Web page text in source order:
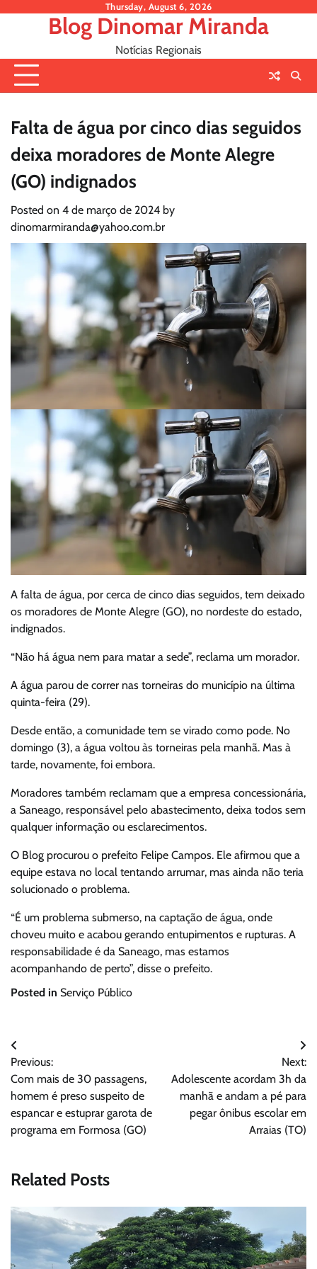
Thursday, August 6, 2026
Blog Dinomar Miranda
Notícias Regionais
Falta de água por cinco dias seguidos
deixa moradores de Monte Alegre
(GO) indignados
Posted on 4 de março de 2024 by
dinomarmiranda@yahoo.com.br
A falta de água, por cerca de cinco dias seguidos, tem deixado
os moradores de Monte Alegre (GO), no nordeste do estado,
indignados.
“Não há água nem para matar a sede”, reclama um morador.
A água parou de correr nas torneiras do município na última
quinta-feira (29).
Desde então, a comunidade tem se virado como pode. No
domingo (3), a água voltou às torneiras pela manhã. Mas à
tarde, novamente, foi embora.
Moradores também reclamam que a empresa concessionária,
a Saneago, responsável pelo abastecimento, deixa todos sem
qualquer informação ou esclarecimentos.
O Blog procurou o prefeito Felipe Campos. Ele afirmou que a
equipe estava no local tentando arrumar, mas ainda não teria
solucionado o problema.
“É um problema submerso, na captação de água, onde
choveu muito e acabou gerando entupimentos e rupturas. A
responsabilidade é da Saneago, mas estamos
acompanhando de perto”, disse o prefeito.
Posted in Serviço Público
Navegação
de
Post
Previous:
Com mais de 30 passagens,
homem é preso suspeito de
espancar e estuprar garota de
programa em Formosa (GO)
Next:
Adolescente acordam 3h da
manhã e andam a pé para
pegar ônibus escolar em
Arraias (TO)
Related Posts